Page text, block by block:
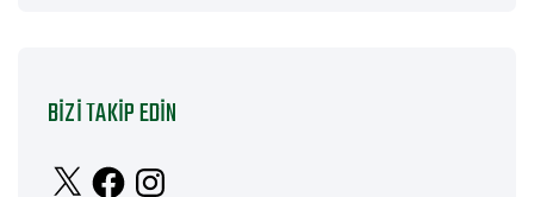
BIZI TAKIP EDIN
X FacebookInstagram